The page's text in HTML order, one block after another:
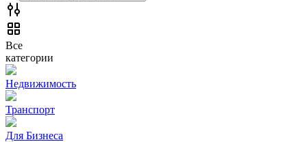
Все
категории
Недвижимость
Транспорт
Для Бизнеса